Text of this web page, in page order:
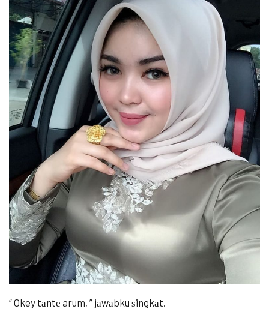
“ Okey tаntе arum, ” jаwаbku ѕingkаt.